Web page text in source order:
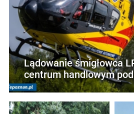
Lądowanie śmigłowca
centrum handlowym